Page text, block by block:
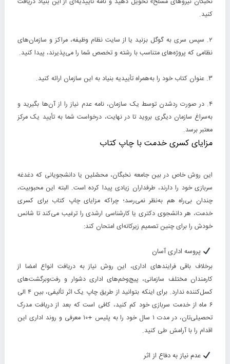
کنید.
۲. سپس سری به گوگل بزنید یا از سایت نظام وظیفه، مراکز و سازمان‌های
نظامی که پروژه‌های متناسب با رشته و تخصص شما را می‌پذیرند، پیدا کنید.
۳. عنوان کتاب خود را به‌همراه تأییدیه بنیاد به این سازمان‌ ارائه کنید.
۴. در صورت ردشدن توسط یک سازمان، نامه عدم نیاز را از آن‌ها بگیرید و
به‌سراغ سازمان دیگری بروید تا در نهایت، درخواست شما به تأیید یک مرکز
معتبر برسد.
مزایای کسری خدمت با چاپ کتاب
این روش خاص‌ در بین جامعه نخبگان، محصّلین یا دانشجویانی که دغدغه
سربازی خود را دارند، طرفداران زیادی پیدا کرده است. البته این محبوبیت،
چندان بی‌راه هم به‌نظر نمی‌رسد؛ چراکه مزایای چاپ کتاب برای کسری
خدمت، هر دانشجوی دکتری یا کارشناسی ارشدی را ترغیب می‌کند تا شانس
خودش را برای چنین تصمیم زیرکانه‌ای امتحان کند:
پروسه اداری آسان
برخلاف باقی فرایندهای اداری، این روش نیاز به دریافت انواع امضا از
کارمندان مختلف سازمانی، پیچ‌وخم‌های اداری دشوار و رفت‌وبرگشت‌های
کسل‌کننده ندارد. برای اینکه بتوانید از طریق چاپ یک اثر تألیفی، بین ۴ الی
۶ ماه از خدمت سربازی خود کم کنید، کافی است که بعد از دریافت مدرک
تحصیلی‌تان، در مدت ۱ سال‌ خود را به پلیس +۱۰ معرفی و روند اداری این
اقدام را با آرامش طی کنید.
عدم نیاز به دفاع از اثر